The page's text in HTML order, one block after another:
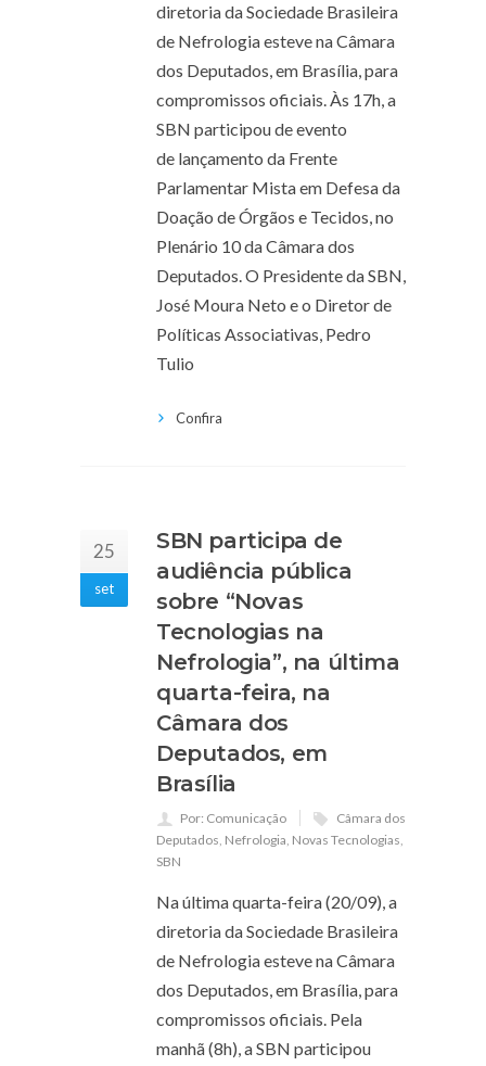
diretoria da Sociedade Brasileira
de Nefrologia esteve na Câmara
dos Deputados, em Brasília, para
compromissos oficiais. Às 17h, a
SBN participou de evento
de lançamento da Frente
Parlamentar Mista em Defesa da
Doação de Órgãos e Tecidos, no
Plenário 10 da Câmara dos
Deputados. O Presidente da SBN,
José Moura Neto e o Diretor de
Políticas Associativas, Pedro
Tulio
Confira
25
set
SBN participa de
audiência pública
sobre “Novas
Tecnologias na
Nefrologia”, na última
quarta-feira, na
Câmara dos
Deputados, em
Brasília
Por: Comunicação
Câmara dos
Deputados, Nefrologia, Novas Tecnologias,
SBN
Na última quarta-feira (20/09), a
diretoria da Sociedade Brasileira
de Nefrologia esteve na Câmara
dos Deputados, em Brasília, para
compromissos oficiais. Pela
manhã (8h), a SBN participou